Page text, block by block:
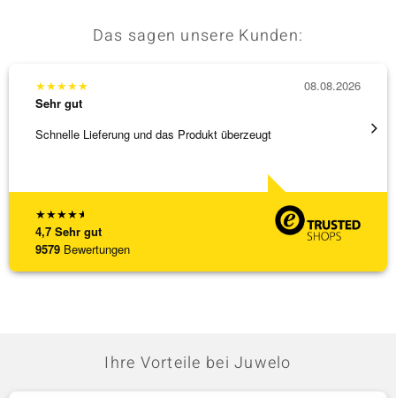
Das sagen unsere Kunden:
★★★★★
4,7 Sehr gut
9579 Bewertungen
★★★★★
Sehr gut
Schnelle Lieferung und das Produkt überzeugt
08.08.2026
Ihre Vorteile bei Juwelo